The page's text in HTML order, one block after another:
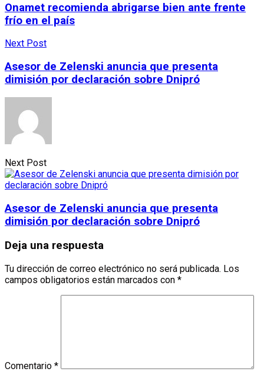
Onamet recomienda abrigarse bien ante frente
frío en el país
Next Post
Asesor de Zelenski anuncia que presenta
dimisión por declaración sobre Dnipró
Next Post
Asesor de Zelenski anuncia que presenta
dimisión por declaración sobre Dnipró
Deja una respuesta
Tu dirección de correo electrónico no será publicada. Los
campos obligatorios están marcados con *
Comentario *